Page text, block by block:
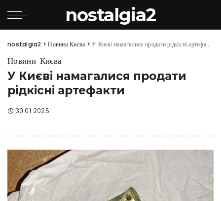
nostalgia2
nostalgia2 >Новини Києва >У Києві намагалися продати рідкісні артефакти
Новини Києва
У Києві намагалися продати
рідкісні артефакти
30.01.2025